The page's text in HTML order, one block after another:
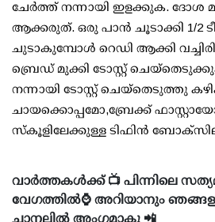
ചേര്‍ത്ത് നന്നായി ഇളക്കുക. ദോശ
ആക്കരുത്. ഒരു പാന്‍ ചൂടാക്കി 1/2
ചുടാകുമ്പോള്‍ റെഡി ആക്കി
ബ്രെഡ് മുക്കി ടോസ്റ്റ്
നന്നായി ടോസ്റ്റ് ചെയ്‌തെടുത്തു
ചായക്കൊപ്പമോ,ബ്രേക്ക്
സ്‌കൂളിലേക്കുള്ള ടിഫിന്‍
വാർത്തകൾക്ക് 📺 പിന്നിലെ
വേഗത്തിൽ⌚ അറിയാനും
ചാനലിൽ അംഗമാകൂ 📲